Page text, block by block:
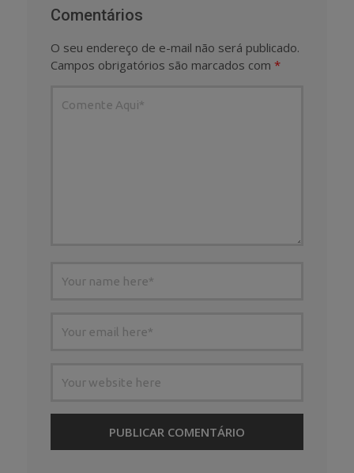
Comentários
O seu endereço de e-mail não será publicado.
Campos obrigatórios são marcados com *